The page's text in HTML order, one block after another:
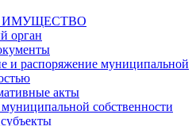
орган
и распоряжение муниципальной
акты
муниципальной собственности